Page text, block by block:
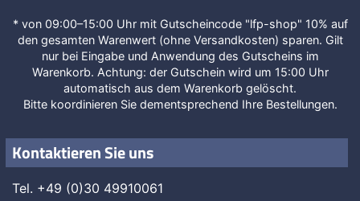
* von 09:00–15:00 Uhr mit Gutscheincode "lfp-shop" 10% auf
den gesamten Warenwert (ohne Versandkosten) sparen. Gilt
nur bei Eingabe und Anwendung des Gutscheins im
Warenkorb. Achtung: der Gutschein wird um 15:00 Uhr
automatisch aus dem Warenkorb gelöscht.
Bitte koordinieren Sie dementsprechend Ihre Bestellungen.
Kontaktieren Sie uns
Tel. +49 (0)30 49910061